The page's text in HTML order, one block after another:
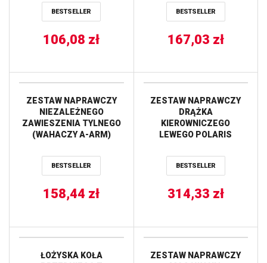
BESTSELLER
106,08 zł
BESTSELLER
167,03 zł
ZESTAW NAPRAWCZY
NIEZALEŻNEGO
ZAWIESZENIA TYLNEGO
(WAHACZY A-ARM)
400/500/570/700/800 ALL
BALLS
BESTSELLER
158,44 zł
ZESTAW NAPRAWCZY
DRĄŻKA
KIEROWNICZEGO
LEWEGO POLARIS
’09-’14, 900 XP
’13-’17,RANGER 1000
BALLS
BESTSELLER
314,33 zł
ŁOŻYSKA KOŁA
ZESTAW NAPRAWCZY